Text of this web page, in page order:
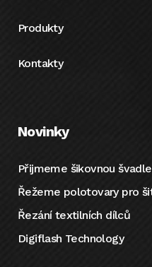
Produkty
Kontakty
Novinky
Přijmeme šikovnou
Řežeme polotovary pro
Řezání textilních dílců
Digiflash Technology